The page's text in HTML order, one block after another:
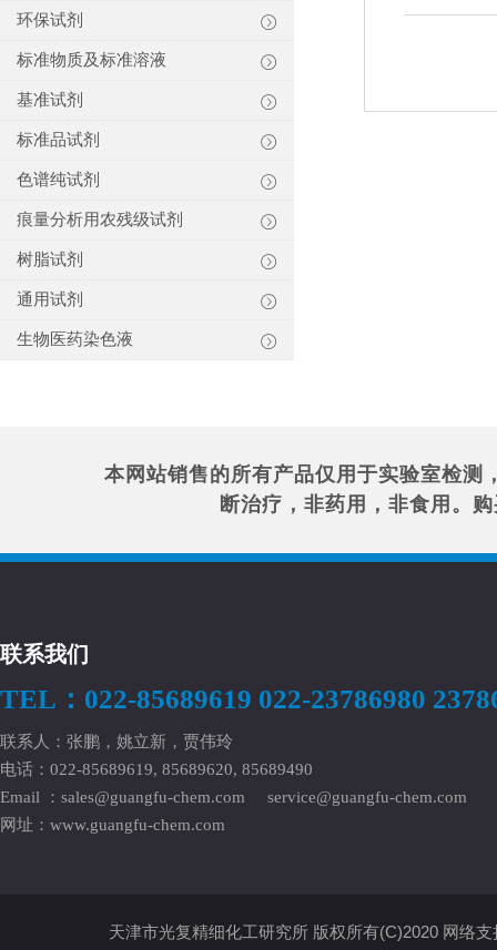
环保试剂
标准物质及标准溶液
基准试剂
标准品试剂
色谱纯试剂
痕量分析用农残级试剂
树脂试剂
通用试剂
生物医药染色液
本网站销售的所有产品仅用于实验室检测
断治疗，非药用，非食用。
联系我们
TEL：022-85689619 022-23786980
联系人：张鹏，姚立新，贾伟玲
电话：022-85689619, 85689620, 85689490
Email ： sales@guangfu-chem.com
service@guangfu-chem.com
网址： www.guangfu-chem.com
天津市光复精细化工研究所版权所有(C)2020 网络支